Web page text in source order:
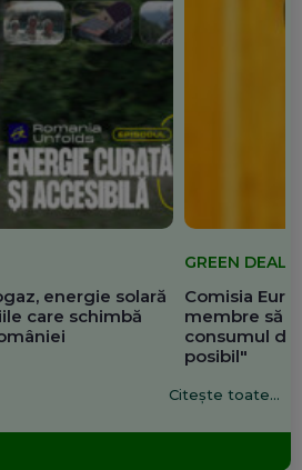
energie solară
care schimbă
GREEN DEAL
Comisia
membre să
consumul de
posibil"
Citește toate...